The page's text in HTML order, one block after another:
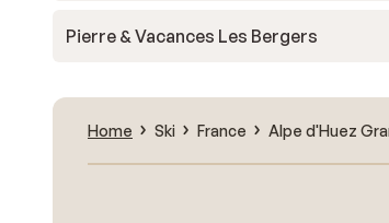
Pierre & Vacances Les Bergers
Home Ski France Alpe d'Huez